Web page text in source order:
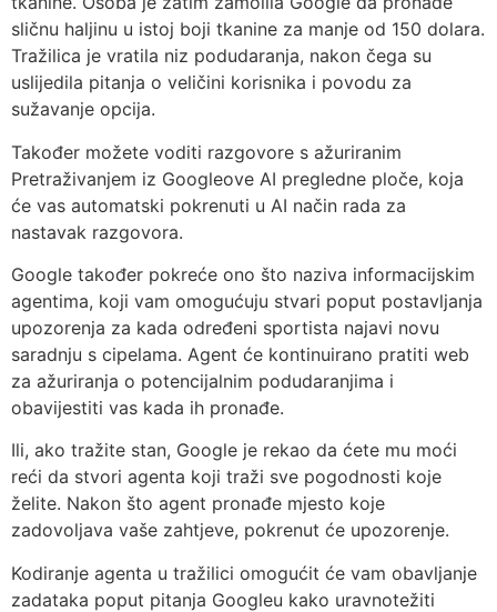
sličnu haljinu u istoj boji tkanine za manje od 150 dolara.
Tražilica je vratila niz podudaranja, nakon čega su
uslijedila pitanja o veličini korisnika i povodu za
sužavanje opcija.
Također možete voditi razgovore s ažuriranim
Pretraživanjem iz Googleove AI pregledne ploče, koja
će vas automatski pokrenuti u AI način rada za
nastavak razgovora.
Google također pokreće ono što naziva informacijskim
agentima, koji vam omogućuju stvari poput postavljanja
upozorenja za kada određeni sportista najavi novu
saradnju s cipelama. Agent će kontinuirano pratiti web
za ažuriranja o potencijalnim podudaranjima i
obavijestiti vas kada ih pronađe.
Ili, ako tražite stan, Google je rekao da ćete mu moći
reći da stvori agenta koji traži sve pogodnosti koje
želite. Nakon što agent pronađe mjesto koje
zadovoljava vaše zahtjeve, pokrenut će upozorenje.
Kodiranje agenta u tražilici omogućit će vam obavljanje
zadataka poput pitanja Googleu kako uravnotežiti